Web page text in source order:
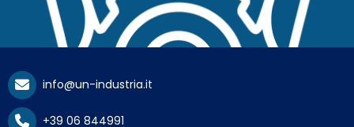
info@un-industria.it
+39 06 844991